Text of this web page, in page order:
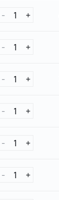
- 1 +
- 1 +
- 1 +
- 1 +
- 1 +
- 1 +